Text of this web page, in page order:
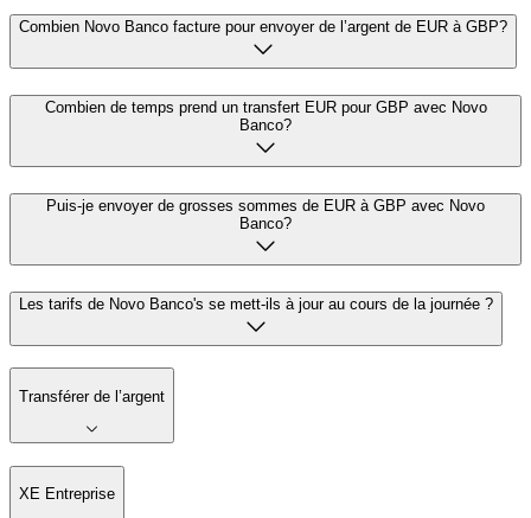
Combien Novo Banco facture pour envoyer de l’argent de EUR à GBP?
Combien de temps prend un transfert EUR pour GBP avec Novo
Banco?
Puis-je envoyer de grosses sommes de EUR à GBP avec Novo
Banco?
Les tarifs de Novo Banco's se mett-ils à jour au cours de la journée ?
Transférer de l’argent
XE Entreprise